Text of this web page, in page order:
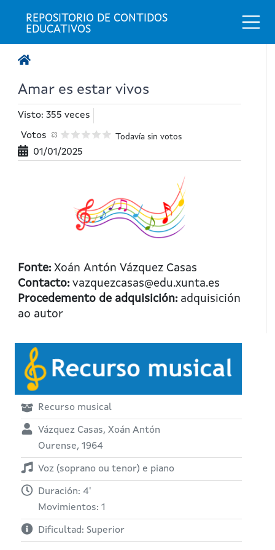
REPOSITORIO DE CONTIDOS
EDUCATIVOS
Amar es estar vivos
Visto: 355 veces
Votos Todavía sin votos
01/01/2025
Fonte:Xoán Antón Vázquez Casas
Contacto:vazquezcasas@edu.xunta.es
Procedemento de adquisición:adquisición
ao autor
Recurso musical
Vázquez Casas, Xoán Antón
Ourense, 1964
Voz (soprano ou tenor) e piano
Duración: 4'
Movimientos: 1
Dificultad: Superior